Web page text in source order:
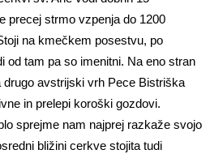
precej strmo vzpenja do 1200
na kmečkem posestvu, po
od tam pa so imenitni. Na eno stran
drugo avstrijski vrh Pece Bistriška
in prelepi koroški gozdovi.
sprejme nam najprej razkaže svojo
bližini cerkve stojita tudi